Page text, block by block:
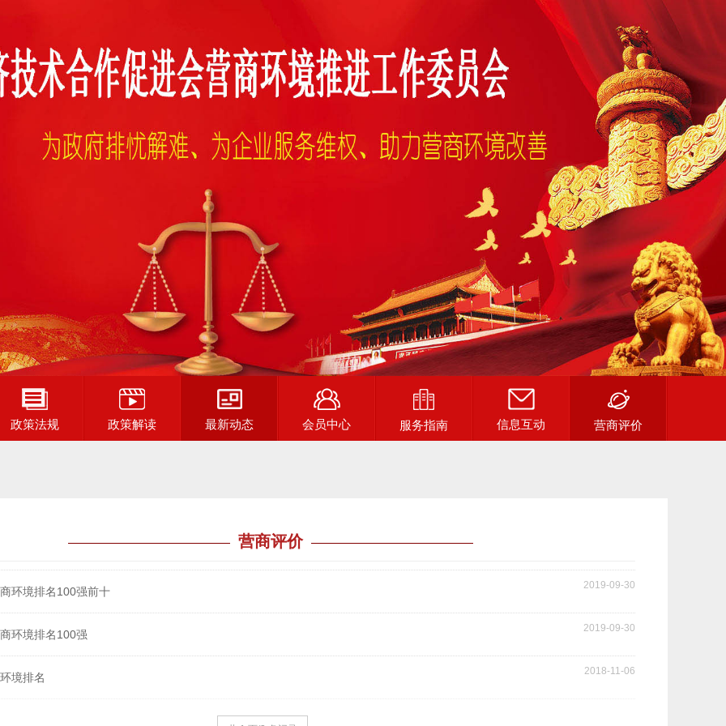
政策法规 政策解读 最新动态 会员中心 服务指南 信息互动 营商评价
营商评价
环境排名100强前十 2019-09-30
环境排名100强 2019-09-30
境排名 2018-11-06